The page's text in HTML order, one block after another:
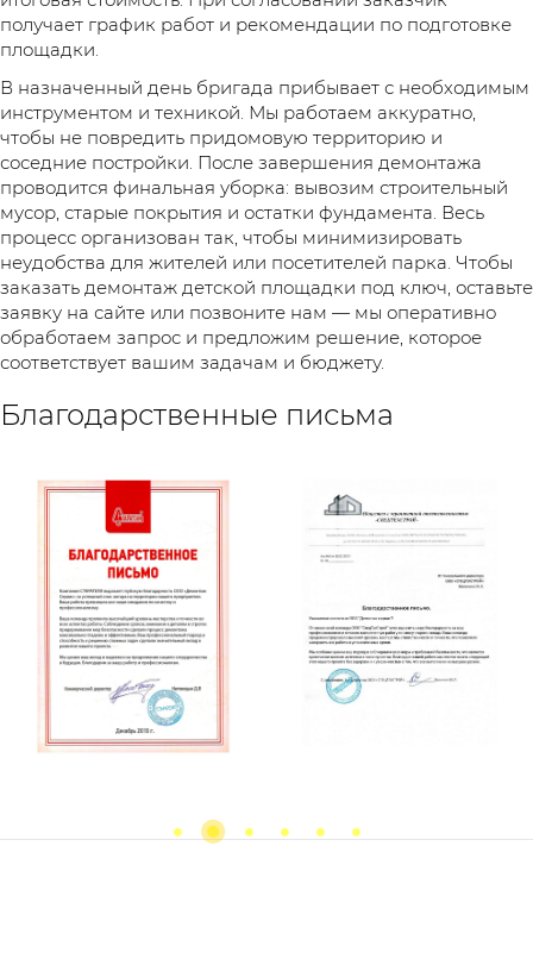
получает график работ и рекомендации по подготовке
площадки.
В назначенный день бригада прибывает с необходимым
инструментом и техникой. Мы работаем аккуратно,
чтобы не повредить придомовую территорию и
соседние постройки. После завершения демонтажа
проводится финальная уборка: вывозим строительный
мусор, старые покрытия и остатки фундамента. Весь
процесс организован так, чтобы минимизировать
неудобства для жителей или посетителей парка. Чтобы
заказать демонтаж детской площадки под ключ, оставьте
заявку на сайте или позвоните нам — мы оперативно
обработаем запрос и предложим решение, которое
соответствует вашим задачам и бюджету.
Благодарственные письма